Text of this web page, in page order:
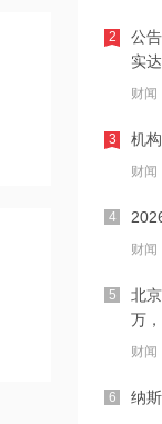
检测
16:22
宇
行
税
政策
公
实
财闻
2
机
财闻
3
财闻
4
北
万
财闻
5
纳
6